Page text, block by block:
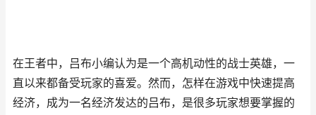
在王者中，吕布小编认为是一个高机动性的战士英雄，一
直以来都备受玩家的喜爱。然而，怎样在游戏中快速提高
经济，成为一名经济发达的吕布，是很多玩家想要掌握的